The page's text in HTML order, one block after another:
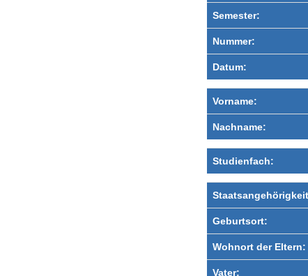
Semester:
Nummer:
Datum:
Vorname:
Nachname:
Studienfach:
Geburtsort:
Wohnort der Eltern:
Vater: